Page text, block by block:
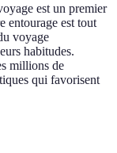
est un premier
entourage est tout
voyage
habitudes.
millions de
qui favorisent